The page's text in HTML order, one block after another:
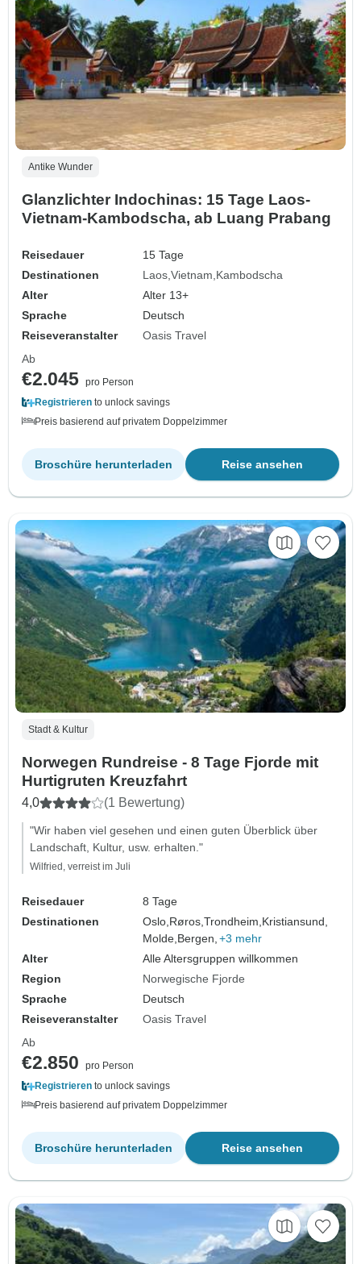
Antike Wunder
Glanzlichter Indochinas: 15 Tage Laos-
Vietnam-Kambodscha, ab Luang Prabang
Reisedauer
15 Tage
Destinationen
Laos Vietnam Kambodscha
Alter
Alter 13+
Sprache
Deutsch
Reiseveranstalter
Oasis Travel
Ab
€2.045 pro Person
Registrieren to unlock savings
Preis basierend auf privatem Doppelzimmer
Reise ansehen
Broschüre herunterladen
Stadt & Kultur
Norwegen Rundreise - 8 Tage Fjorde mit
Hurtigruten Kreuzfahrt
4,0 (1 Bewertung)
"Wir haben viel gesehen und einen guten Überblick über
Landschaft, Kultur, usw. erhalten."
Wilfried, verreist im Juli
Reisedauer
8 Tage
Destinationen
Oslo, Røros,Trondheim, Kristiansund,
Molde, Bergen, +3 mehr
Alter
Alle Altersgruppen willkommen
Region
Norwegische Fjorde
Sprache
Deutsch
Reiseveranstalter
Oasis Travel
Ab
€2.850
pro Person
Registrieren to unlock savings
Preis basierend auf privatem Doppelzimmer
Reise ansehen
Broschüre herunterladen